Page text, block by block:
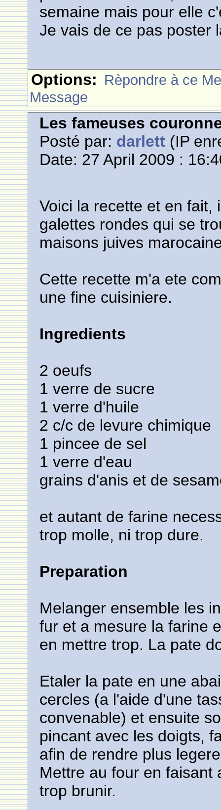
semaine mais pour elle
Je vais de ce pas poster
Options: Rèpondre à ce
Message
Les fameuses
Posté par: darlett (IP
Date: 27 April 2009 :
Voici la recette et en fait,
galettes rondes qui se
maisons juives
Cette recette m'a ete
une fine cuisiniere.
Ingredients
2 oeufs
1 verre de sucre
1 verre d'huile
2 c/c de levure chimique
1 pincee de sel
1 verre d'eau
grains d'anis et de
et autant de farine
trop molle, ni trop dure.
Preparation
Melanger ensemble les
fur et a mesure la farine
en mettre trop. La pate
Etaler la pate en une
cercles (a l'aide d'une
convenable) et ensuite
pincant avec les doigts,
afin de rendre plus
Mettre au four en faisant
trop brunir.